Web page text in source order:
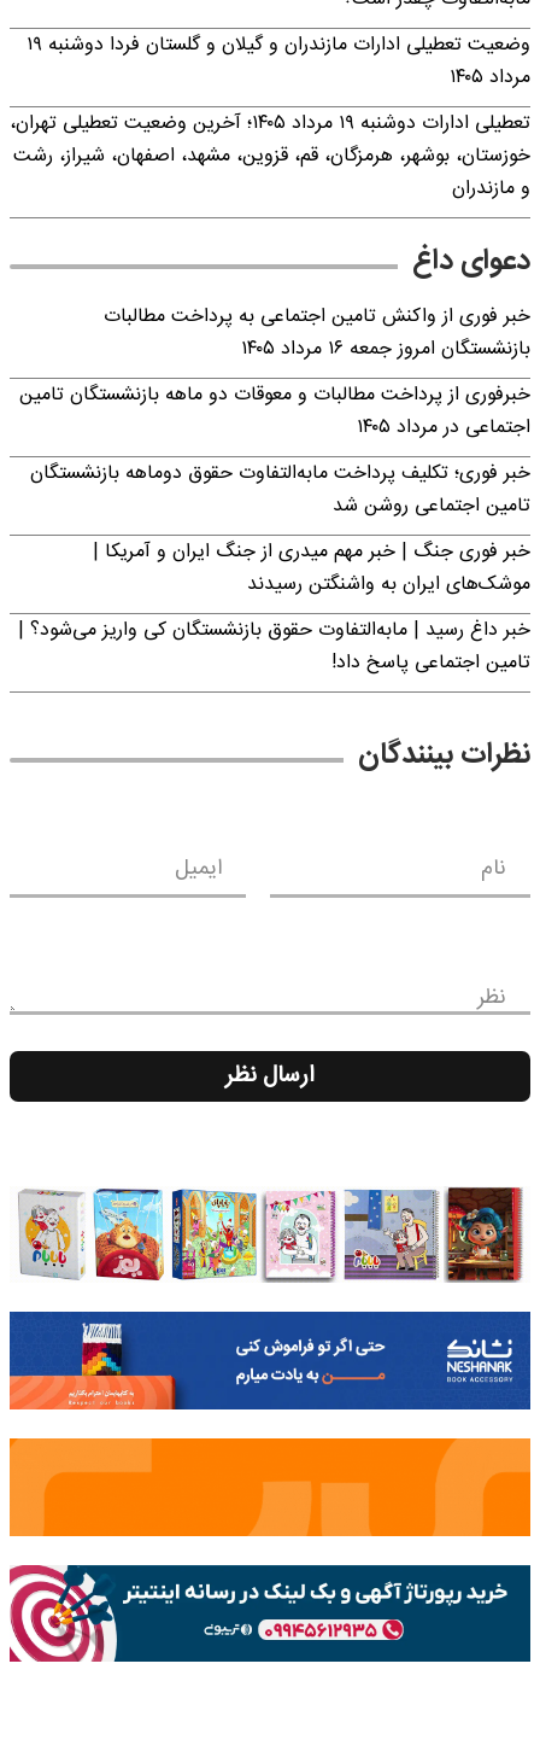
وضعیت تعطیلی ادارات مازندران و گیلان و گلستان فردا دوشنبه ۱۹
مرداد ۱۴۰۵
تعطیلی ادارات دوشنبه ۱۹ مرداد ۱۴۰۵؛ آخرین وضعیت تعطیلی تهران،
خوزستان، بوشهر، هرمزگان، قم، قزوین، مشهد، اصفهان، شیراز، رشت
و مازندران
دعوای داغ
خبر فوری از واکنش تامین اجتماعی به پرداخت مطالبات
بازنشستگان امروز جمعه ۱۶ مرداد ۱۴۰۵
خبرفوری از پرداخت مطالبات و معوقات دو ماهه بازنشستگان تامین
اجتماعی در مرداد ۱۴۰۵
خبر فوری؛ تکلیف پرداخت مابه‌التفاوت حقوق دوماهه بازنشستگان
تامین اجتماعی روشن شد
خبر فوری جنگ | خبر مهم میدری از جنگ ایران و آمریکا |
موشک‌های ایران به واشنگتن رسیدند
خبر داغ رسید | مابه‌التفاوت حقوق بازنشستگان کی واریز می‌شود؟ |
تامین اجتماعی پاسخ داد!
نظرات بینندگان
نام ایمیل
نظر
ارسال نظر